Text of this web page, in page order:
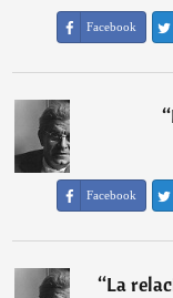
Facebook
“
Facebook
“La